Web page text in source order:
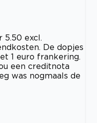
5.50 excl.
De dopjes
1 euro frankering.
een creditnota
was nogmaals de